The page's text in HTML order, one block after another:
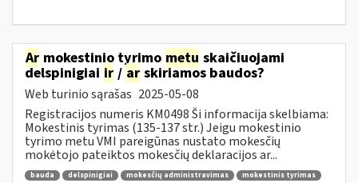
Ar mokestinio tyrimo metu skaičiuojami
delspinigiai ir / ar skiriamos baudos?
Web turinio sąrašas 2025-05-08
Registracijos numeris KM0498 Ši informacija skelbiama:
Mokestinis tyrimas (135-137 str.) Jeigu mokestinio
tyrimo metu VMI pareigūnas nustato mokesčių
mokėtojo pateiktos mokesčių deklaracijos ar...
bauda delspinigiai mokesčių administravimas
mokestinis tyrimas